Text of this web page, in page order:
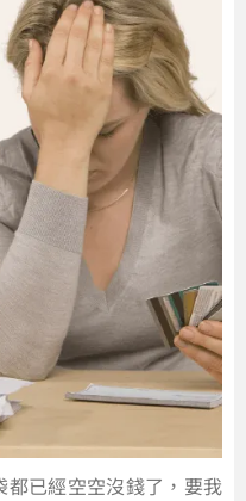
已經空空沒錢了，要我